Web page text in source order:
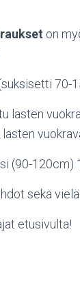
on
70-
lasten
(90-120cm)
sekä
etusivulta!